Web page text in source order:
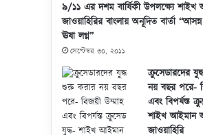
৯/১১ এর দশম বার্ষিকী উপলক্ষ্যে
জাওয়াহিরির বাংলায় অনূদিত বার্তা
ঊষা লগ্ন”
সেপ্টেম্বর ৩০, ২০১১
ক্রুসেডারদের
নয় বছর পরে-
এবং বিপর্যস্ত
শাইখ আইমান
জাওয়াহিরি